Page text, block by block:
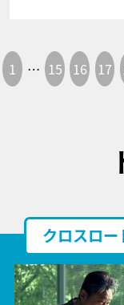
1 … 15 16 17
クロスロ